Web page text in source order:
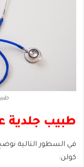
طبيب جلدية
في السطور التالية
كولن: